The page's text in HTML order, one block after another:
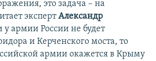
это задача – на
экспертАлександр
у армии России не будет
и Керченского моста, то
армии окажется в Крыму